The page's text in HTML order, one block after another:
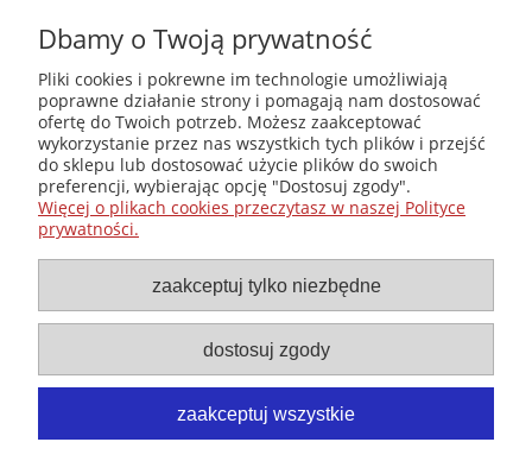
księgarni”
(edycja 2025-
2026)
Księgarnia-Galeria "Nieznany Świat" - internetowy sklep
ezoteryczny online
Zapraszamy również do odwiedzenia naszej księgarni
stacjonarnej przy ul. Kredytowej 2 w Warszawie
© Copyright 2014-2026 Wydawnictwo "Nieznany Świat"
Wszelkie prawa zastrzeżone
Dbamy o Twoją prywatność
Pliki cookies i pokrewne im technologie umożliwiają
poprawne działanie strony i pomagają nam dostosować
ofertę do Twoich potrzeb. Możesz zaakceptować
wykorzystanie przez nas wszystkich tych plików i przejść
do sklepu lub dostosować użycie plików do swoich
preferencji, wybierając opcję "Dostosuj zgody".
Więcej o plikach cookies przeczytasz w naszej Polityce
prywatności.
zaakceptuj tylko niezbędne
dostosuj zgody
zaakceptuj wszystkie